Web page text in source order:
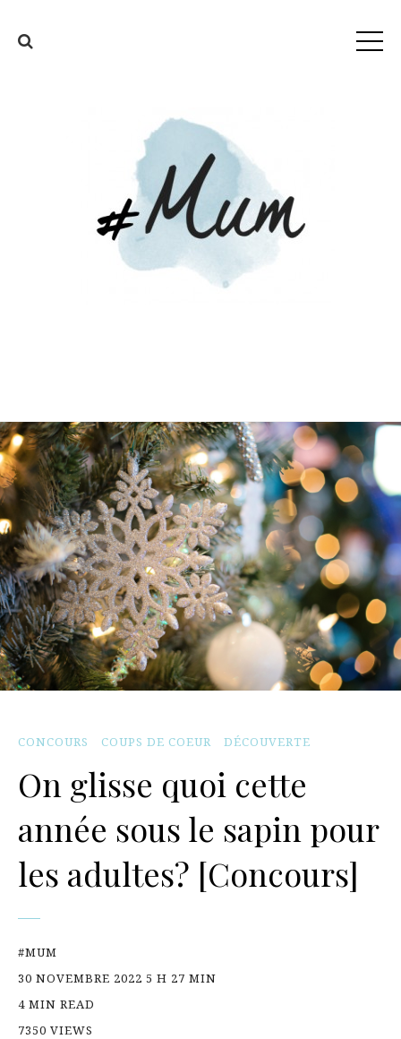
CONCOURS COUPS DE COEUR DÉCOUVERTE
On glisse quoi cette
année sous le sapin pour
les adultes? [Concours]
#MUM
30 NOVEMBRE 2022 5 H 27 MIN
4 MIN READ
7350 VIEWS